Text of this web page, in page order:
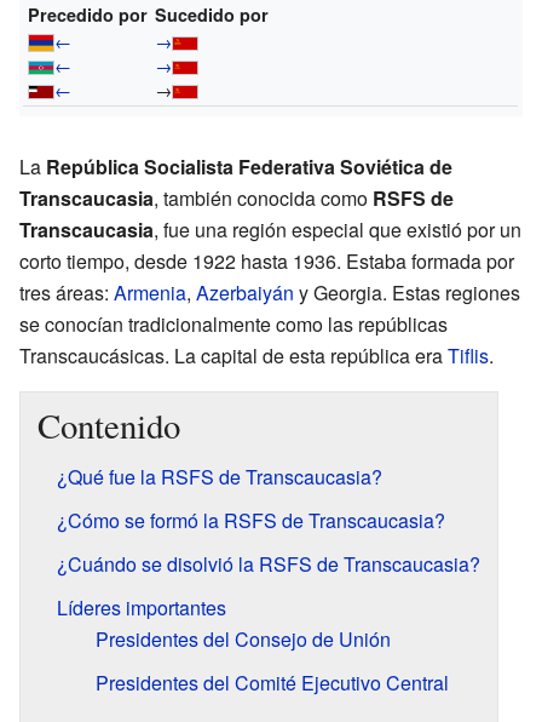
Precedido por Sucedido por
←
←
←
→
→
→
La República Socialista Federativa Soviética de
Transcaucasia, también conocida como RSFS de
Transcaucasia, fue una región especial que existió por un
corto tiempo, desde 1922 hasta 1936. Estaba formada por
tres áreas: Armenia, Azerbaiyán y Georgia. Estas regiones
se conocían tradicionalmente como las repúblicas
Transcaucásicas. La capital de esta república eraTiflis.
Contenido
¿Qué fue la RSFS de Transcaucasia?
¿Cómo se formó la RSFS de Transcaucasia?
¿Cuándo se disolvió la RSFS de Transcaucasia?
Líderes importantes
Presidentes del Consejo de Unión
Presidentes del Comité Ejecutivo Central